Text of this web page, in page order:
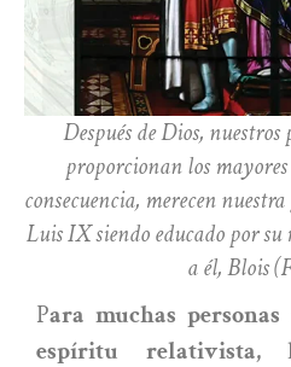
Después de Dios, nuestros
proporcionan los
consecuencia, merecen
Luis IX siendo educado por
a él, Blois
Para muchas
espíritu relativista,